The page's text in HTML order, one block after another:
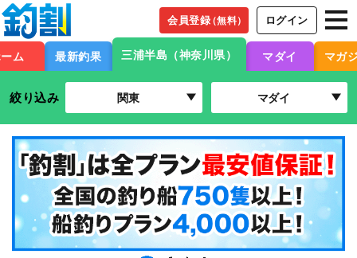
会員登録（無料） ログイン
ム 最新釣果 三浦半島（神奈川県） マダイ マガ
絞り込み 関東 マダイ